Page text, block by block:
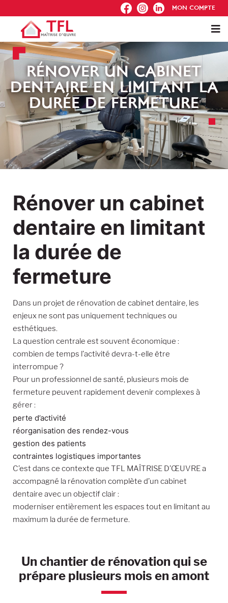
FB IG IN MON COMPTE
RÉNOVER UN CABINET
DENTAIRE EN LIMITANT LA
DURÉE DE FERMETURE
Rénover un cabinet
dentaire en limitant
la durée de
fermeture
Dans un projet de rénovation de cabinet dentaire, les
enjeux ne sont pas uniquement techniques ou
esthétiques.
La question centrale est souvent économique :
combien de temps l’activité devra-t-elle être
interrompue ?
Pour un professionnel de santé, plusieurs mois de
fermeture peuvent rapidement devenir complexes à
gérer :
perte d’activité
réorganisation des rendez-vous
gestion des patients
contraintes logistiques importantes
C’est dans ce contexte que TFL MAÎTRISE D’ŒUVRE a
accompagné la rénovation complète d’un cabinet
dentaire avec un objectif clair :
moderniser entièrement les espaces tout en limitant au
maximum la durée de fermeture.
Un chantier de rénovation qui se
prépare plusieurs mois en amont